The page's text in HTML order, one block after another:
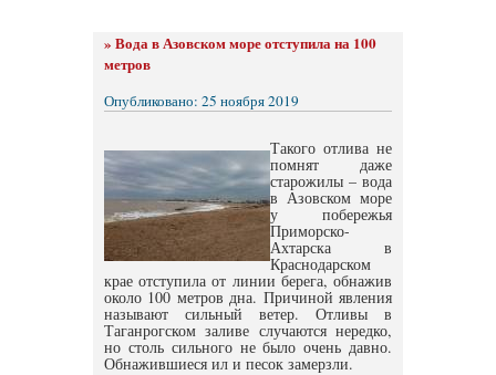
» Вода в Азовском море отступила на 100
метров
Опубликовано: 25 ноября 2019
Такого отлива не
помнят даже
старожилы – вода
в Азовском море
у побережья
Приморско-
Ахтарска в
Краснодарском
крае отступила от линии берега, обнажив
около 100 метров дна. Причиной явления
называют сильный ветер. Отливы в
Таганрогском заливе случаются нередко,
но столь сильного не было очень давно.
Обнажившиеся ил и песок замерзли.